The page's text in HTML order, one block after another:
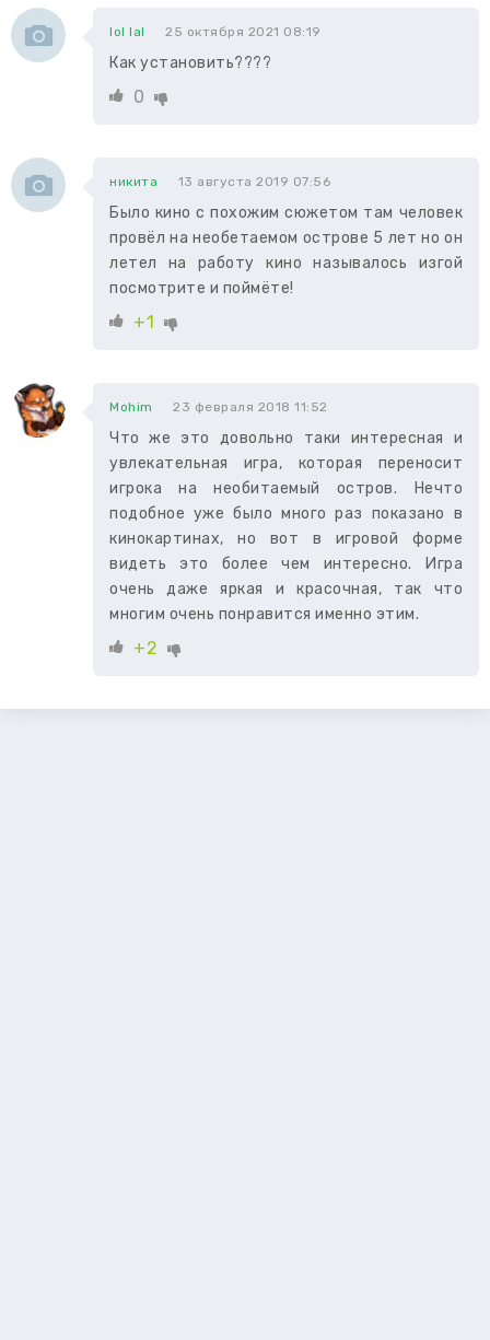
lol lal 25 октября 2021 08:19
Как установить????
0
никита 13 августа 2019 07:56
Было кино с похожим сюжетом там человек
провёл на необетаемом острове 5 лет но он
летел на работу кино называлось изгой
посмотрите и поймёте!
+1
Mohim 23 февраля 2018 11:52
Что же это довольно таки интересная и
увлекательная игра, которая переносит
игрока на необитаемый остров. Нечто
подобное уже было много раз показано в
кинокартинах, но вот в игровой форме
видеть это более чем интересно. Игра
очень даже яркая и красочная, так что
многим очень понравится именно этим.
+2